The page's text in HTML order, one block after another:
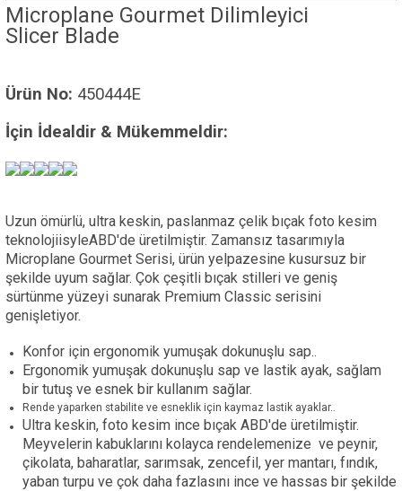
Microplane Gourmet Dilimleyici
Slicer Blade
Ürün No: 450444E
İçin İdealdir & Mükemmeldir:
Uzun ömürlü, ultra keskin, paslanmaz çelik bıçak foto kesim
teknolojiisyleABD'de üretilmiştir. Zamansız tasarımıyla
Microplane Gourmet Serisi, ürün yelpazesine kusursuz bir
şekilde uyum sağlar. Çok çeşitli bıçak stilleri ve geniş
sürtünme yüzeyi sunarak Premium Classic serisini
genişletiyor.
Konfor için ergonomik yumuşak dokunuşlu sap..
Ergonomik yumuşak dokunuşlu sap ve lastik ayak, sağlam
bir tutuş ve esnek bir kullanım sağlar.
Rende yaparken stabilite ve esneklik için kaymaz lastik ayaklar..
Ultra keskin, foto kesim ince bıçak ABD'de üretilmiştir.
Meyvelerin kabuklarını kolayca rendelemenize ve peynir,
çikolata, baharatlar, sarımsak, zencefil, yer mantarı, fındık,
yaban turpu ve çok daha fazlasını ince ve hassas bir şekilde